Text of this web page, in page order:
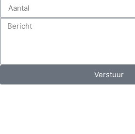
Verstuur